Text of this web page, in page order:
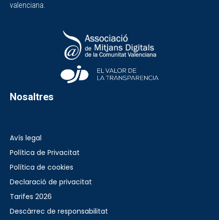
valenciana.
Nosaltres
Avís legal
Política de Privacitat
Política de cookies
Declaració de privacitat
Tarifes 2026
Descàrrec de responsabilitat